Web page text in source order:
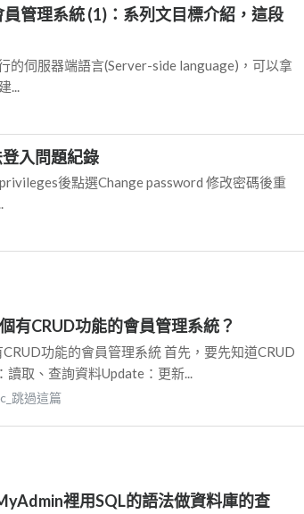
員管理系統 (1)：系列文目標介紹，這段
的伺服器端語言(Server-side language)，可以拿
...
入問題紀錄
後點選Change password 修改密碼後重
有CRUD功能的會員管理系統？
功能的會員管理系統 首先，要先知道CRUD
取、查詢資料Update：更新...
跳過這篇
裡用SQL的語法做資料庫的查